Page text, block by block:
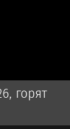
горят